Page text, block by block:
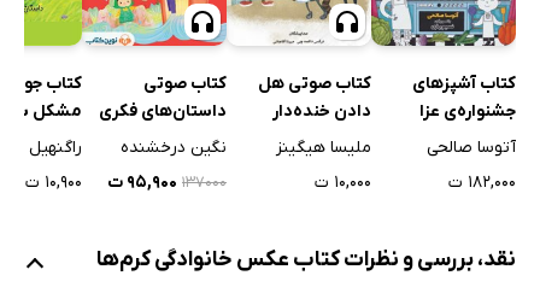
کتاب آشپزهای
جشنواره‌ی عزا
(ببخشید! غذا)
آتوسا صالحی
۱۸۲,۰۰۰ ت
کتاب صوتی هل
دادن خنده‌دار
نیست
ملیسا هیگینز
۱۰,۰۰۰ ت
کتاب صوتی
داستان‌های فکری
برای کودکان ایرانی -
نگین درخشنده
۱۳۷۰۰۰ ۹۵,۹۰۰ ت
کتاب
مشکل
راگنهیل
۱۰,۹۰۰ ت
نقد، بررسی و نظرات کتاب عکس خانوادگی کرم‌ها